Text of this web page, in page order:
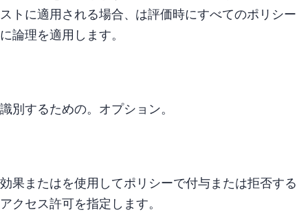
ストに適用される場合、AWS は評価時にすべてのポリシー
に論理 OR を適用します。
識別するためのid。オプション。
効果 – Allow または Deny を使用してポリシーで付与または拒否する
アクセス許可を指定します。